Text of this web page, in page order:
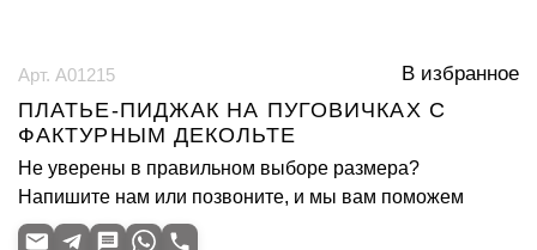
Арт. А01215 В избранное
ПЛАТЬЕ-ПИДЖАК НА ПУГОВИЧКАХ С
ФАКТУРНЫМ ДЕКОЛЬТЕ
Не уверены в правильном выборе размера?
Напишите нам или позвоните, и мы вам поможем